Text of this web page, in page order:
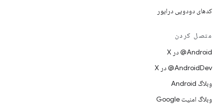
کدهای دودویی درایور
متصل کردن
‫‎@Android در X
‫‎@AndroidDev در X
وبلاگ Android
وبلاگ امنیت Google